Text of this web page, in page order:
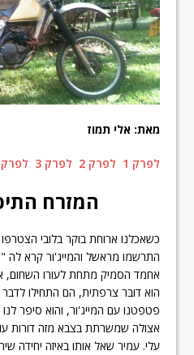
מאת: אלי תמוז
לפרק 1 לפרק 2 לפרק 3 לפרק
המזרח
כשאכלנו ארוחת בוקר בלובי
התרשמו מראשל והמייג'ור קרא לה
אחמד הסמיק מתחת לעורו
הוא דובר צרפתית, הם התחילו לדבר
פטפטנו עם המייג'ור, והוא סיפר
אצולה שמשרתת בצבא מזה דורות
עלי. עמיר שאל אותו באיזה יחידה